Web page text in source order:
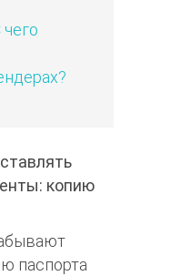
чего
копию
паспорта